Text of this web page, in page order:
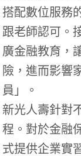
搭配數位服務
跟老師認可。
廣金融教育，
險，進而影響
員」。
新光人壽針對
程。 對於金融
式提供企業實